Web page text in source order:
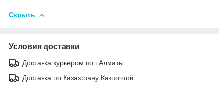
Скрыть
Условия доставки
Доставка курьером по г.Алматы
Доставка по Казахстану Казпочтой